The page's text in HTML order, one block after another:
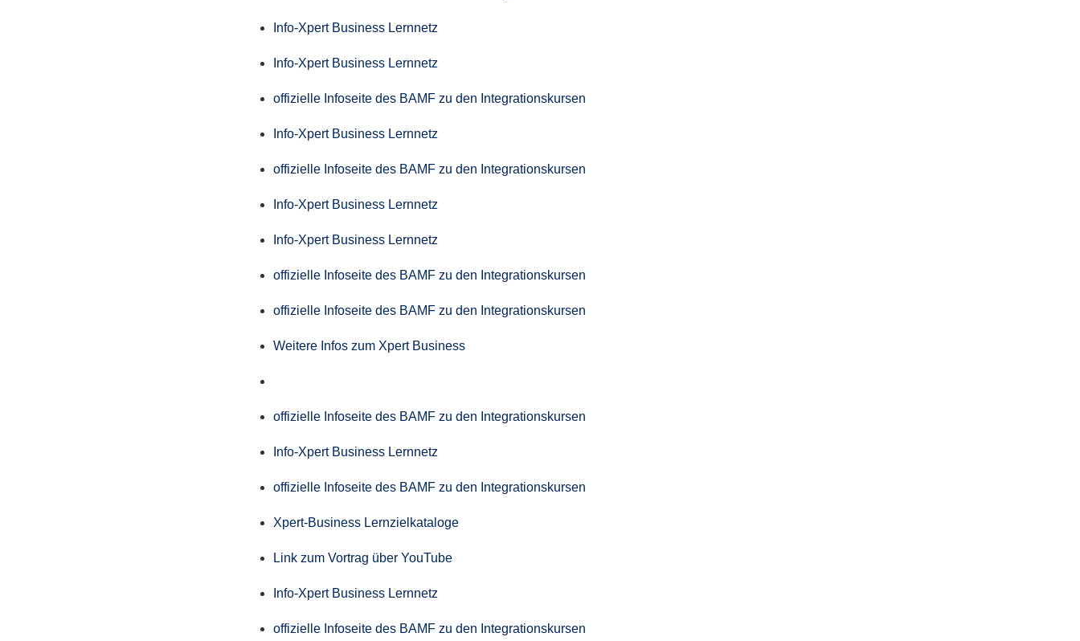
Info-Xpert Business Lernnetz
Info-Xpert Business Lernnetz
offizielle Infoseite des BAMF zu den Integrationskursen
Info-Xpert Business Lernnetz
offizielle Infoseite des BAMF zu den Integrationskursen
Info-Xpert Business Lernnetz
Info-Xpert Business Lernnetz
offizielle Infoseite des BAMF zu den Integrationskursen
offizielle Infoseite des BAMF zu den Integrationskursen
Weitere Infos zum Xpert Business
offizielle Infoseite des BAMF zu den Integrationskursen
Info-Xpert Business Lernnetz
offizielle Infoseite des BAMF zu den Integrationskursen
Xpert-Business Lernzielkataloge
Link zum Vortrag über YouTube
Info-Xpert Business Lernnetz
offizielle Infoseite des BAMF zu den Integrationskursen